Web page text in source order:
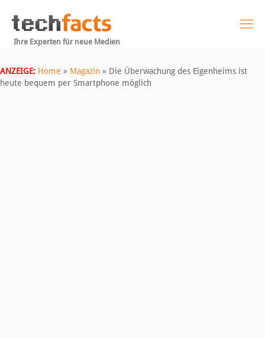
Ihre Experten für neue Medien
ANZEIGE: Home » Magazin » Die Überwachung des Eigenheims ist
heute bequem per Smartphone möglich